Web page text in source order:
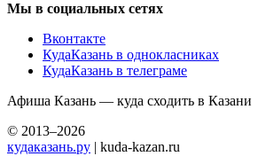
Мы в социальных сетях
Вконтакте
КудаКазань в однокласниках
КудаКазань в телеграме
Афиша Казань — куда сходить в Казани
© 2013–2026
кудаказань.ру | kuda-kazan.ru